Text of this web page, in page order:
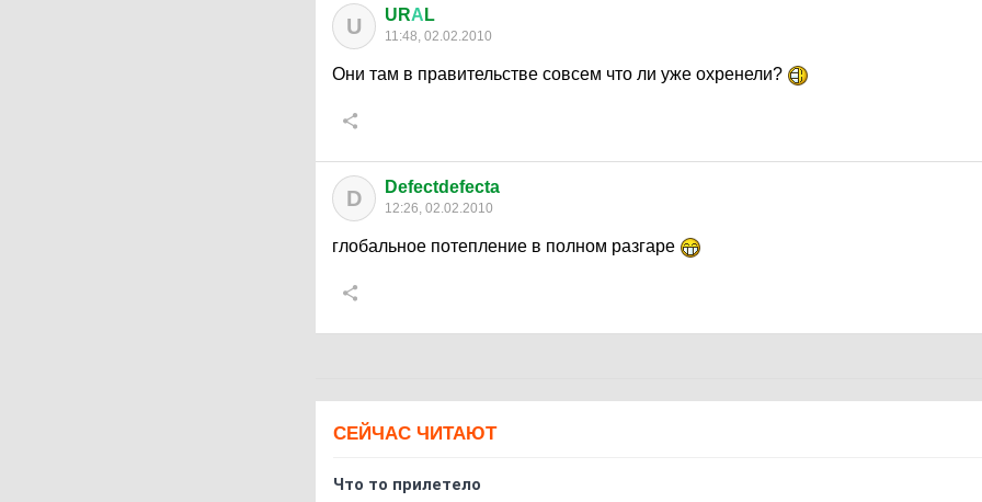
U URА L
11:48, 02.02.2010
Они там в правительстве совсем что ли уже охренели?
D Defectdefecta
12:26, 02.02.2010
глобальное потепление в полном разгаре
СЕЙЧАС ЧИТАЮТ
Что то прилетело